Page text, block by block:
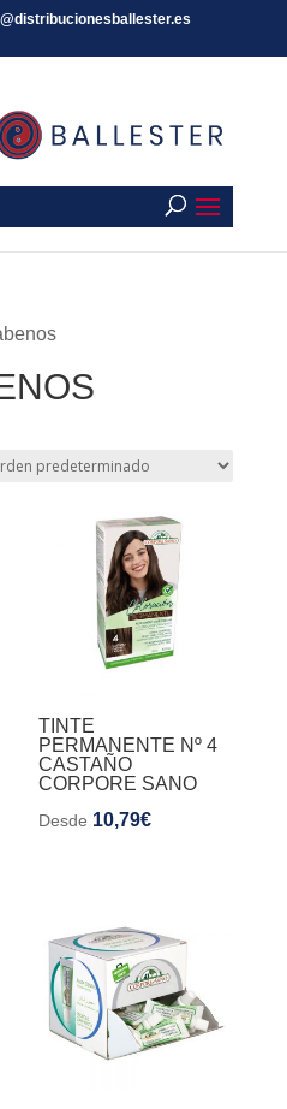
TINTE
PERMANENTE Nº 4
CASTAÑO
CORPORE SANO
Desde 10,79€